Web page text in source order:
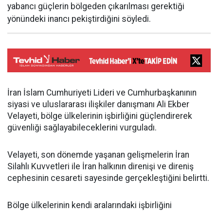
yabancı güçlerin bölgeden çıkarılması gerektiği
yönündeki inancı pekiştirdiğini söyledi.
İran İslam Cumhuriyeti Lideri ve Cumhurbaşkanının
siyasi ve uluslararası ilişkiler danışmanı Ali Ekber
Velayeti, bölge ülkelerinin işbirliğini güçlendirerek
güvenliği sağlayabileceklerini vurguladı.
Velayeti, son dönemde yaşanan gelişmelerin İran
Silahlı Kuvvetleri ile İran halkının direnişi ve direniş
cephesinin cesareti sayesinde gerçekleştiğini belirtti.
Bölge ülkelerinin kendi aralarındaki işbirliğini